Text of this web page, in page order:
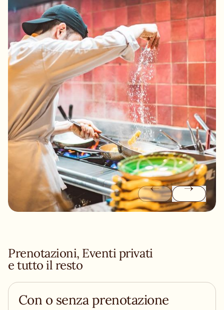
Prenotazioni, Eventi privati
e tutto il resto
Con o senza prenotazione